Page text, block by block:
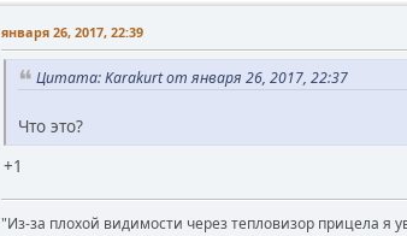
января 26, 2017, 22:39
Цитата: Karakurt от января 26, 2017, 22:37
Что это?
+1
"Из-за плохой видимости через тепловизор прицела я